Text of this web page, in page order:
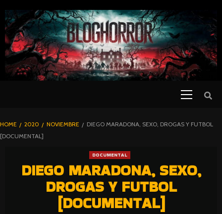
TO
CONTENT
BLOGHORROR
⋆
HOME 2020 NOVIEMBRE
DIEGO MARADONA, SEXO, DROGAS Y FUTBOL
[DOCUMENTAL]
DOCUMENTAL
DIEGO MARADONA, SEXO,
DROGAS Y FUTBOL
[DOCUMENTAL]